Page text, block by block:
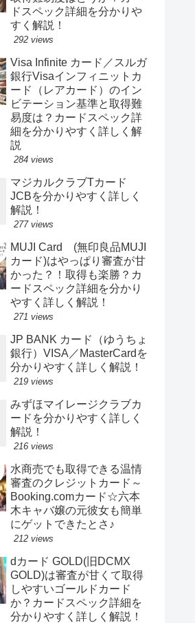
ドスペック詳細を分かりや
すく解説！
292 views
Visa Infinite カード／スルガ
銀行Visaインフィニットカ
ード（レアカード）のイン
ビテーション基準と取得難
易度は？カードスペック詳
細を分かりやすく詳しく解
説
284 views
マジカルクラブTカード
JCBを分かりやすく詳しく
解説！
277 views
MUJI Card (無印良品MUJI
カード)はやっぱり審査が甘
かった？！取得も楽勝？カ
ードスペック詳細を分かり
やすく詳しく解説！
271 views
JP BANK カード（ゆうちょ
銀行）VISA／MasterCardを
分かりやすく詳しく解説！
219 views
みずほマイレージクラブカ
ードを分かりやすく詳しく
解説！
216 views
水商売でも取得できる温情
審査のクレジットカード～
Booking.comカード☆六本
木キャバ嬢の元彼女も簡単
にゲットできたとさ♪
212 views
dカード GOLD(旧DCMX
GOLD)は審査が甘くて取得
しやすいゴールドカード
か？カードスペック詳細を
分かりやすく詳しく解説！